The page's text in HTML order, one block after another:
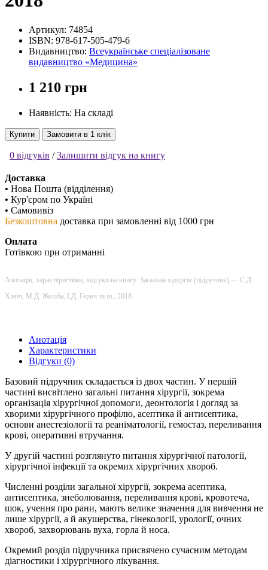
Артикул: 74854
ISBN: 978-617-505-479-6
Видавництво: Всеукраїнське спеціалізоване
видавництво «Медицина»
1 210 грн
Наявність: На складі
Купити Замовити в 1 клік
0 відгуків /Залишити відгук на книгу
Доставка
• Нова Пошта (відділення)
• Кур'єром по Україні
• Самовивіз
Безкоштовна доставка при замовленні від 1000 грн
Оплата
Готівкою при отриманні
Анотація, характеристики, відгуки на книгу: Загальна хірургія (підручник) — С.Д.
Хіміч, М.Д. Желіба, І.Д. Герич та ін., 2018
Анотація
Характеристики
Відгуки (0)
Базовий підручник складається із двох частин. У першій
частині висвітлено загальні питання хірургії, зокрема
організація хірургічної допомоги, деонтологія і догляд за
хворими хірургічного профілю, асептика й антисептика,
основи анестезіології та реаніматології, гемостаз, переливання
крові, оперативні втручання.
У другій частині розглянуто питання хірургічної патології,
хірургічної інфекції та окремих хірургічних хвороб.
Численні розділи загальної хірургії, зокрема асептика,
антисептика, знеболювання, переливання крові, кровотеча,
шок, учення про рани, мають велике значення для вивчення не
лише хірургії, а й акушерства, гінекології, урології, очних
хвороб, захворювань вуха, горла й носа.
Окремий розділ підручника присвячено сучасним методам
діагностики і хірургічного лікування.